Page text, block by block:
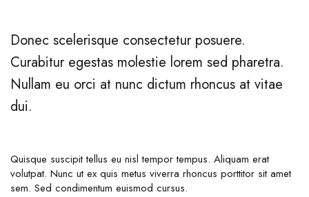
Donec scelerisque consectetur posuere.
Curabitur egestas molestie lorem sed pharetra.
Nullam eu orci at nunc dictum rhoncus at vitae
dui.
Quisque suscipit tellus eu nisl tempor tempus. Aliquam erat
volutpat. Nunc ut ex quis metus viverra rhoncus porttitor sit amet
sem. Sed condimentum euismod cursus.